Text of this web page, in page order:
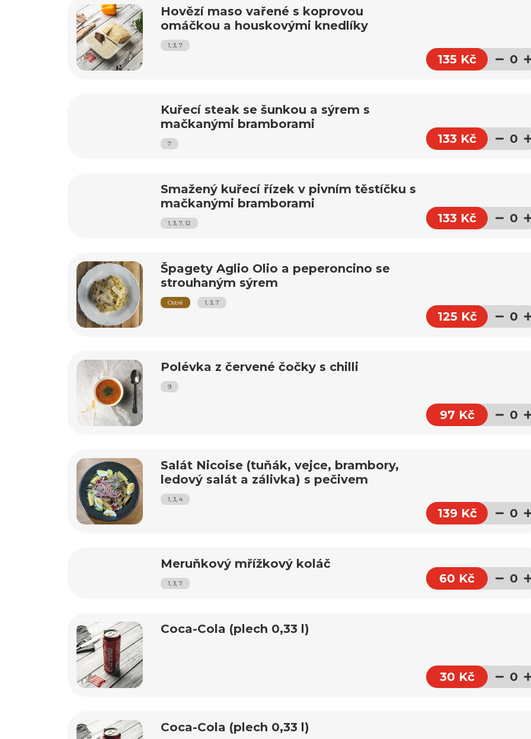
Hovězí maso vařené s koprovou
omáčkou a houskovými knedlíky
1, 3, 7
135 Kč 0
Kuřecí steak se šunkou a sýrem s
mačkanými bramborami
7 133 Kč 0
Smažený kuřecí řízek v pivním těstíčku s
mačkanými bramborami
1, 3, 7, 12 133 Kč 0
Špagety Aglio Olio a peperoncino se
strouhaným sýrem
Ostré 1, 3, 7
125 Kč 0
Polévka z červené čočky s chilli
9
97 Kč 0
Salát Nicoise (tuňák, vejce, brambory,
ledový salát a zálivka) s pečivem
1, 3, 4
139 Kč 0
Meruňkový mřížkový koláč
1, 3, 7 60 Kč 0
Coca-Cola (plech 0,33 l)
30 Kč 0
Coca-Cola (plech 0,33 l)